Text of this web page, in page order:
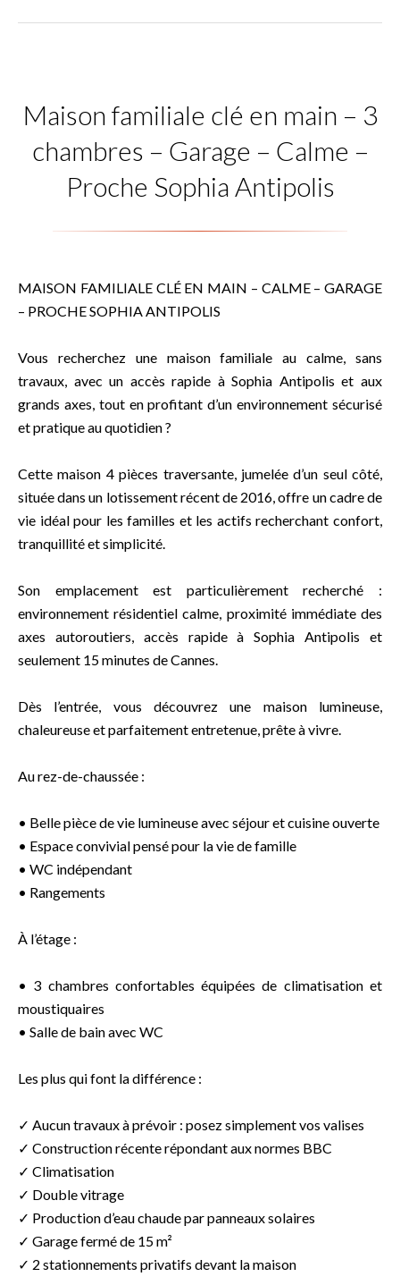
Maison familiale clé en main – 3
chambres – Garage – Calme –
Proche Sophia Antipolis
MAISON FAMILIALE CLÉ EN MAIN – CALME – GARAGE
– PROCHE SOPHIA ANTIPOLIS
Vous recherchez une maison familiale au calme, sans
travaux, avec un accès rapide à Sophia Antipolis et aux
grands axes, tout en profitant d’un environnement sécurisé
et pratique au quotidien ?
Cette maison 4 pièces traversante, jumelée d’un seul côté,
située dans un lotissement récent de 2016, offre un cadre de
vie idéal pour les familles et les actifs recherchant confort,
tranquillité et simplicité.
Son emplacement est particulièrement recherché :
environnement résidentiel calme, proximité immédiate des
axes autoroutiers, accès rapide à Sophia Antipolis et
seulement 15 minutes de Cannes.
Dès l’entrée, vous découvrez une maison lumineuse,
chaleureuse et parfaitement entretenue, prête à vivre.
Au rez-de-chaussée :
• Belle pièce de vie lumineuse avec séjour et cuisine ouverte
• Espace convivial pensé pour la vie de famille
• WC indépendant
• Rangements
À l’étage :
• 3 chambres confortables équipées de climatisation et
moustiquaires
• Salle de bain avec WC
Les plus qui font la différence :
✓ Aucun travaux à prévoir : posez simplement vos valises
✓ Construction récente répondant aux normes BBC
✓ Climatisation
✓ Double vitrage
✓ Production d’eau chaude par panneaux solaires
✓ Garage fermé de 15 m²
✓ 2 stationnements privatifs devant la maison